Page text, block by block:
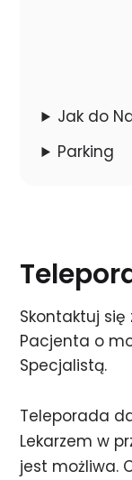
Jak do
Parking
Skontaktuj
Pacjenta o
Specjalistą.
Teleporada
Lekarzem w
jest możliwa.